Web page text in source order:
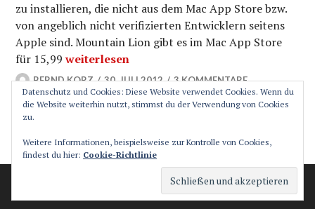
zu installieren, die nicht aus dem Mac App Store bzw.
von angeblich nicht verifizierten Entwicklern seitens
Apple sind. Mountain Lion gibt es im Mac App Store
für 15,99Mountain Lion – Gatekeeper temporär Apps
weiterlesen
BERND KORZ 30. JULI 2012 3 KOMMENTARE
Stolz präsentiert von WordPress
Theme: Canard von
Automattic.
Datenschutz und Cookies: Diese Website verwendet Cookies. Wenn du
die Website weiterhin nutzt, stimmst du der Verwendung von Cookies
zu.
Weitere Informationen, beispielsweise zur Kontrolle von Cookies,
findest du hier: Cookie-Richtlinie